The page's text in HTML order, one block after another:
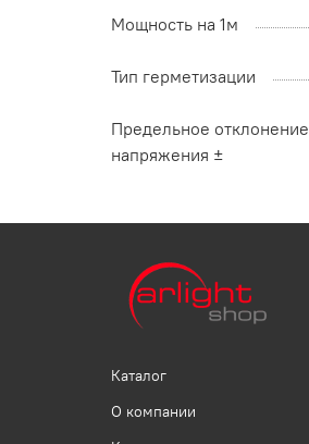
Мощность на 1м
Тип герметизации
Предельное отклонение
напряжения ±
Каталог
О компании